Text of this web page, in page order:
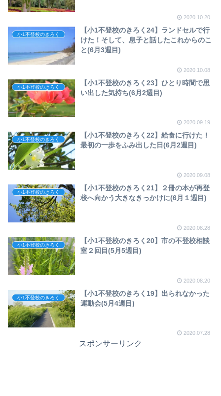
2020.10.20
小1不登校のきろく
【小1不登校のきろく24】ランドセルで行
けた！そして、息子と話したこれからのこ
と(6月3週目)
2020.10.08
小1不登校のきろく
【小1不登校のきろく23】ひとり時間で思
い出した気持ち(6月2週目)
2020.09.19
小1不登校のきろく
【小1不登校のきろく22】給食に行けた！
最初の一歩をふみ出した日(6月2週目)
2020.09.08
小1不登校のきろく
【小1不登校のきろく21】２冊の本が再登
校へ向かう大きなきっかけに(6月１週目)
2020.08.28
小1不登校のきろく
【小1不登校のきろく20】市の不登校相談
室２回目(5月5週目)
2020.08.20
小1不登校のきろく
【小1不登校のきろく19】出られなかった
運動会(5月4週目)
2020.07.28
スポンサーリンク